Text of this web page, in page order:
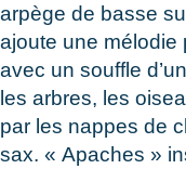
arpège de basse
ajoute une mélodie
avec un souffle
les arbres, les
par les nappes de
sax. « Apaches »